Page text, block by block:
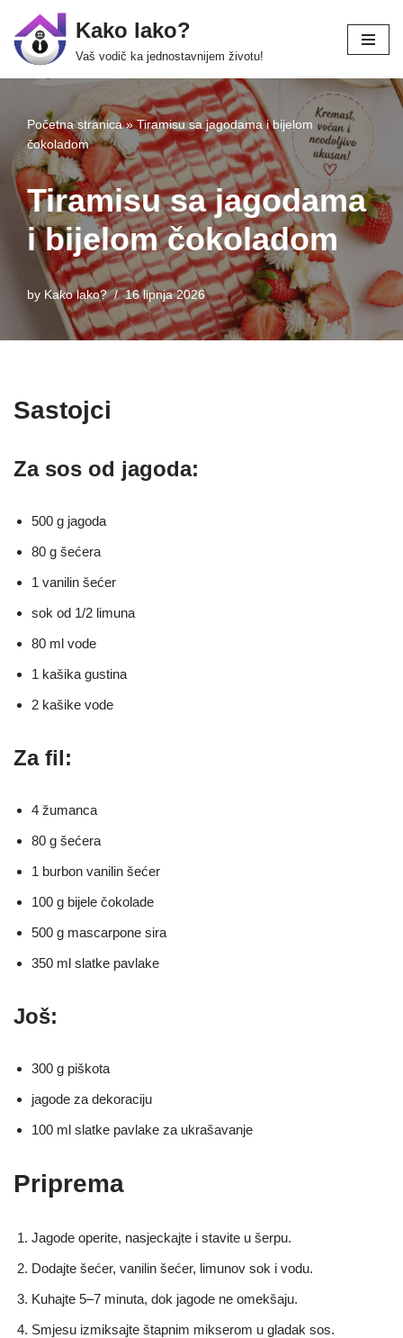
Skip
Kako lako?
Vaš vodič ka jednostavnijem životu!
Početna stranica»Tiramisu sa jagodama i bijelom
čokoladom
Tiramisu sa jagodama
i bijelom čokoladom
by Kako lako? 16 lipnja 2026
Sastojci
Za sos od jagoda:
500 g jagoda
80 g šećera
1 vanilin šećer
sok od 1/2 limuna
80 ml vode
1 kašika gustina
2 kašike vode
Za fil:
4 žumanca
80 g šećera
1 burbon vanilin šećer
100 g bijele čokolade
500 g mascarpone sira
350 ml slatke pavlake
Još:
300 g piškota
jagode za dekoraciju
100 ml slatke pavlake za ukrašavanje
Priprema
Jagode operite, nasjeckajte i stavite u šerpu.
Dodajte šećer, vanilin šećer, limunov sok i vodu.
Kuhajte 5–7 minuta, dok jagode ne omekšaju.
Smjesu izmiksajte štapnim mikserom u gladak sos.